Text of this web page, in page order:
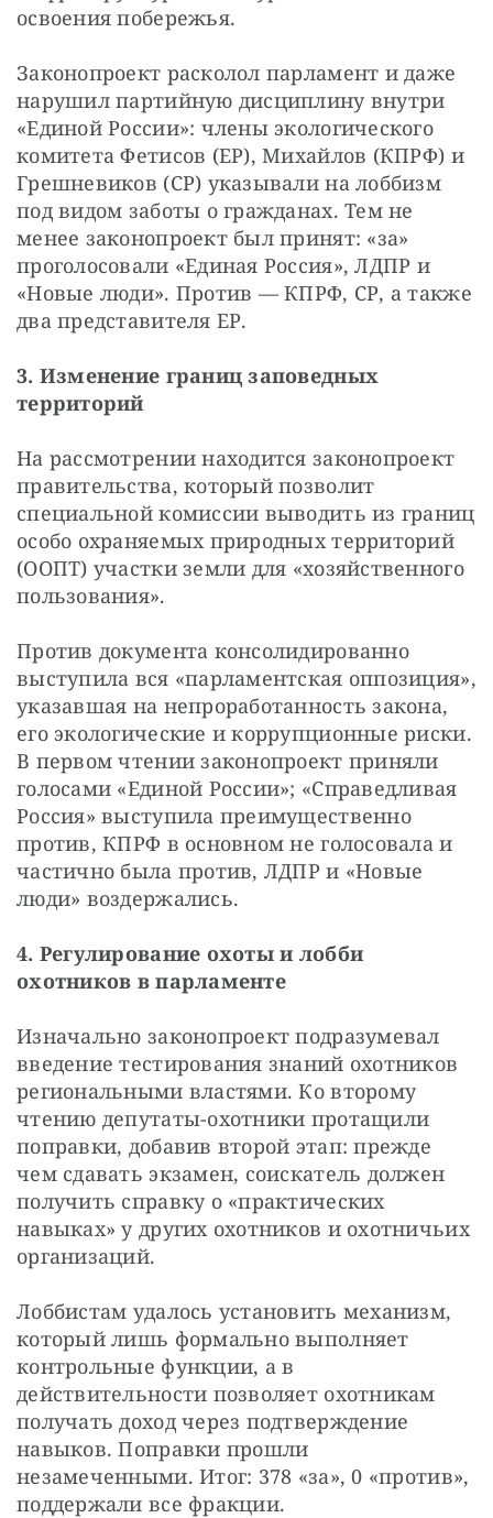
освоения побережья.
Законопроект расколол парламент и даже
нарушил партийную дисциплину внутри
«Единой России»: члены экологического
комитета Фетисов (ЕР), Михайлов (КПРФ) и
Грешневиков (СР) указывали на лоббизм
под видом заботы о гражданах. Тем не
менее законопроект был принят: «за»
проголосовали «Единая Россия», ЛДПР и
«Новые люди». Против — КПРФ, СР, а также
два представителя ЕР.
3. Изменение границ заповедных
территорий
На рассмотрении находится законопроект
правительства, который позволит
специальной комиссии выводить из границ
особо охраняемых природных территорий
(ООПТ) участки земли для «хозяйственного
пользования».
Против документа консолидированно
выступила вся «парламентская оппозиция»,
указавшая на непроработанность закона,
его экологические и коррупционные риски.
В первом чтении законопроект приняли
голосами «Единой России»; «Справедливая
Россия» выступила преимущественно
против, КПРФ в основном не голосовала и
частично была против, ЛДПР и «Новые
люди» воздержались.
4. Регулирование охоты и лобби
охотников в парламенте
Изначально законопроект подразумевал
введение тестирования знаний охотников
региональными властями. Ко второму
чтению депутаты-охотники протащили
поправки, добавив второй этап: прежде
чем сдавать экзамен, соискатель должен
получить справку о «практических
навыках» у других охотников и охотничьих
организаций.
Лоббистам удалось установить механизм,
который лишь формально выполняет
контрольные функции, а в
действительности позволяет охотникам
получать доход через подтверждение
навыков. Поправки прошли
незамеченными. Итог: 378 «за», 0 «против»,
поддержали все фракции.